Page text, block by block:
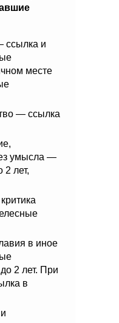
ссылка и
месте
— ссылка
умысла —
лет,
в иное
2 лет. При
в